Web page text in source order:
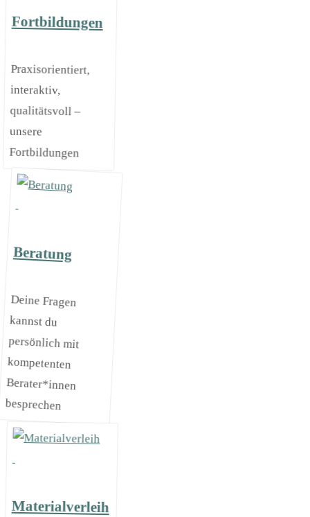
Fortbildungen
Praxisorientiert,
interaktiv,
qualitätsvoll –
unsere
Fortbildungen
Beratung
Deine Fragen
kannst du
persönlich mit
kompetenten
Berater*innen
besprechen
Materialverleih